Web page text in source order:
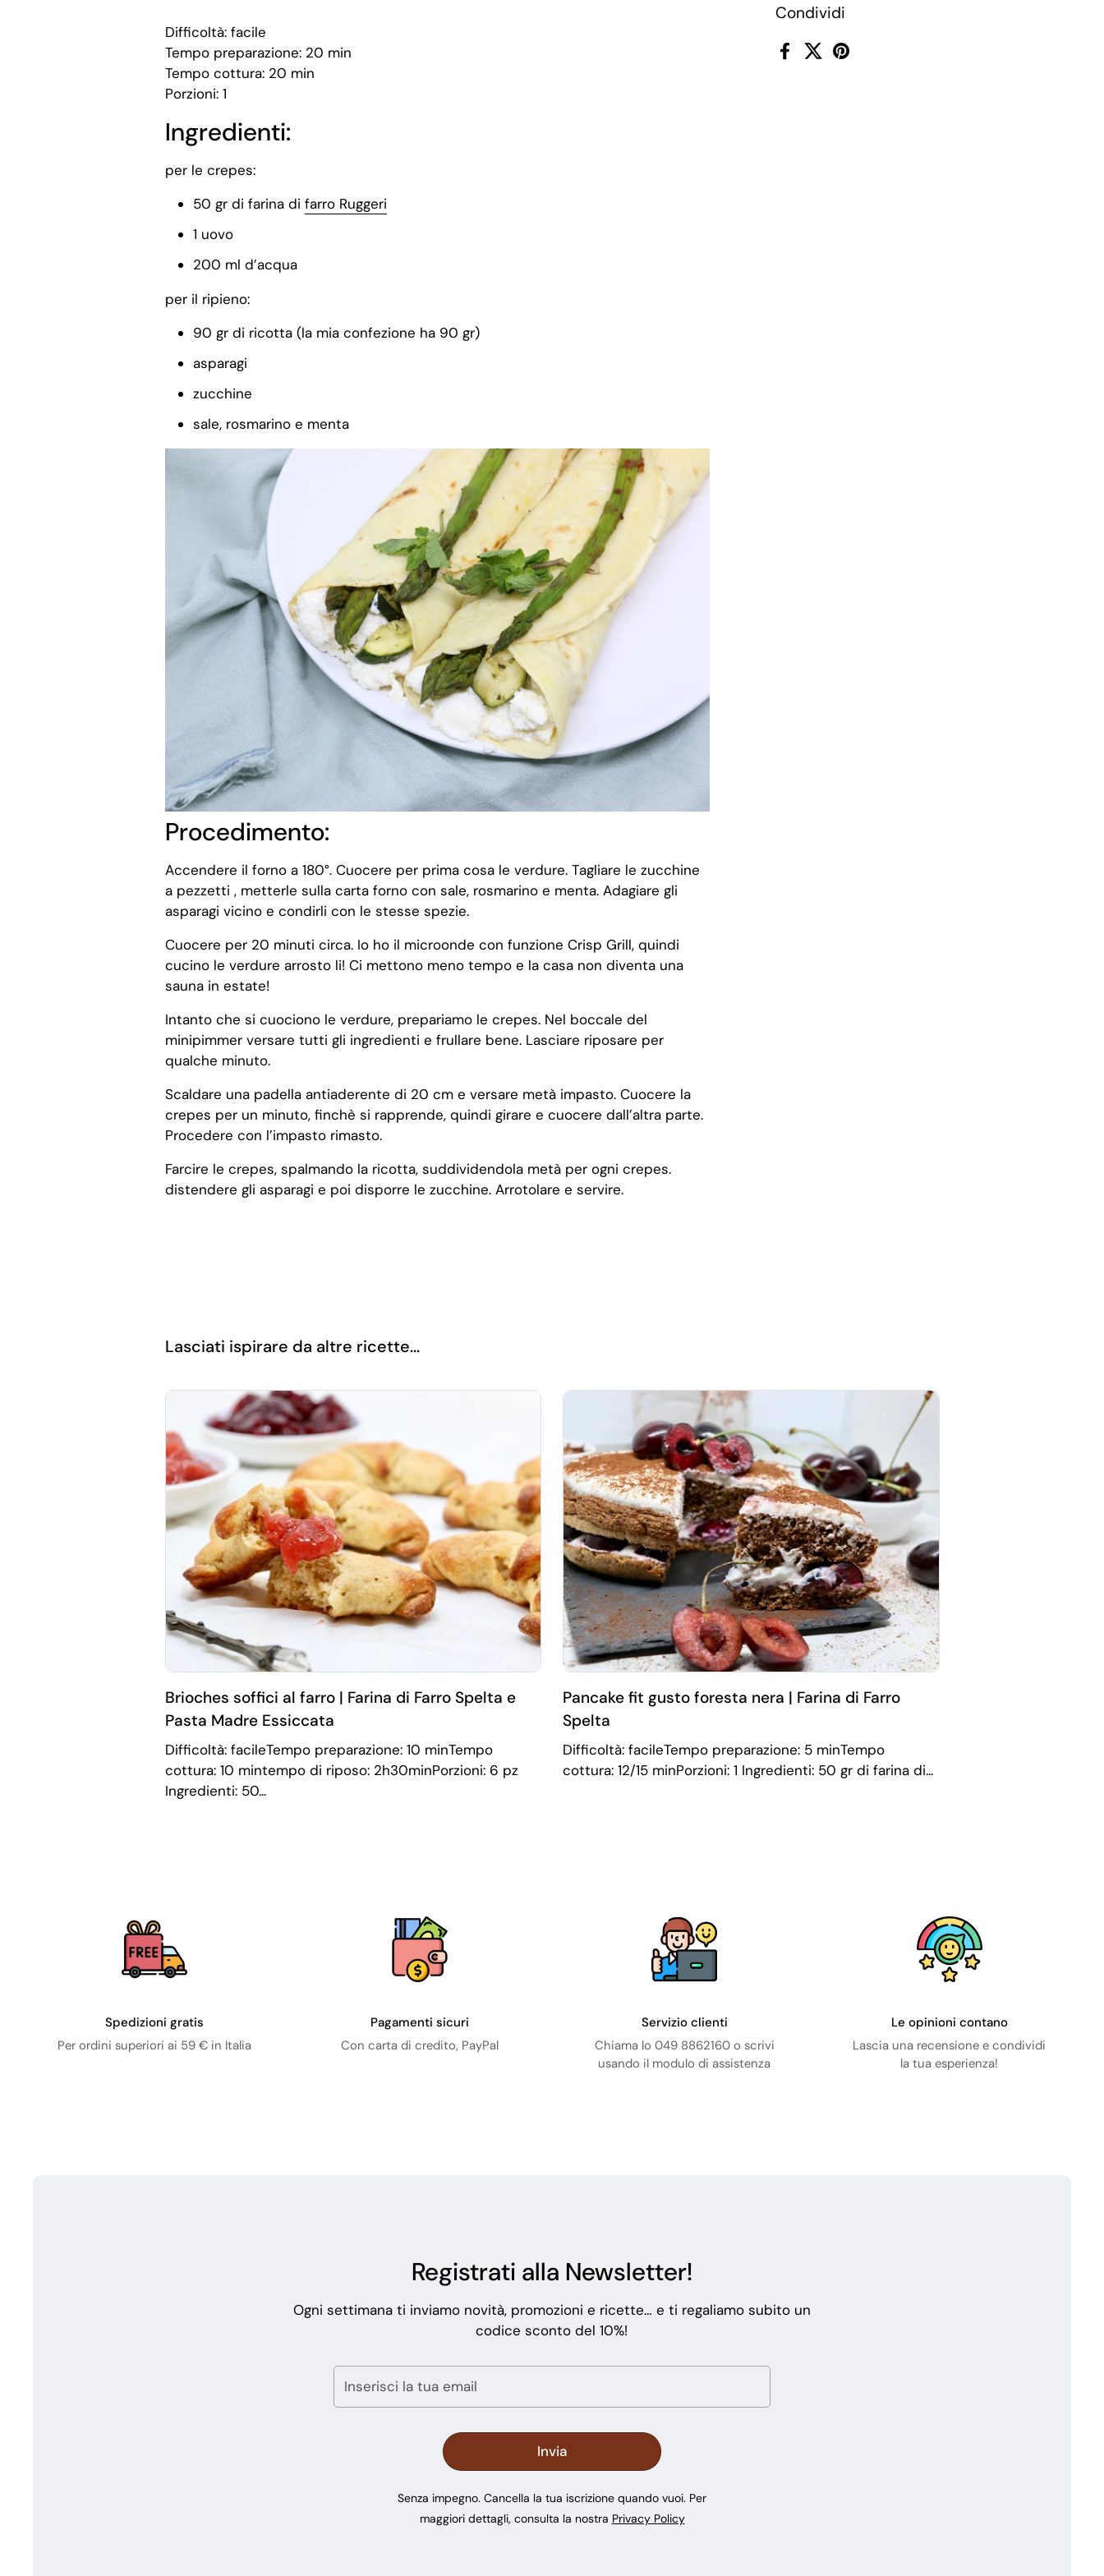
Condividi
Facebook
X (Twitter)
Pinterest
Difficoltà: facile
Tempo preparazione: 20 min
Tempo cottura: 20 min
Porzioni: 1
Ingredienti:
per le crepes:
50 gr di farina di farro Ruggeri
1 uovo
200 ml d’acqua
per il ripieno:
90 gr di ricotta (la mia confezione ha 90 gr)
asparagi
zucchine
sale, rosmarino e menta
Procedimento:
Accendere il forno a 180°. Cuocere per prima cosa le verdure. Tagliare le zucchine
a pezzetti , metterle sulla carta forno con sale, rosmarino e menta. Adagiare gli
asparagi vicino e condirli con le stesse spezie.
Cuocere per 20 minuti circa. Io ho il microonde con funzione Crisp Grill, quindi
cucino le verdure arrosto li! Ci mettono meno tempo e la casa non diventa una
sauna in estate!
Intanto che si cuociono le verdure, prepariamo le crepes. Nel boccale del
minipimmer versare tutti gli ingredienti e frullare bene. Lasciare riposare per
qualche minuto.
Scaldare una padella antiaderente di 20 cm e versare metà impasto. Cuocere la
crepes per un minuto, finchè si rapprende, quindi girare e cuocere dall’altra parte.
Procedere con l’impasto rimasto.
Farcire le crepes, spalmando la ricotta, suddividendola metà per ogni crepes.
distendere gli asparagi e poi disporre le zucchine. Arrotolare e servire.
Lasciati ispirare da altre ricette...
Brioches soffici al farro | Farina di Farro Spelta e
Pasta Madre Essiccata
Difficoltà: facileTempo preparazione: 10 minTempo
cottura: 10 mintempo di riposo: 2h30minPorzioni: 6 pz
Ingredienti: 50...
Pancake fit gusto foresta nera | Farina di Farro
Spelta
Difficoltà: facileTempo preparazione: 5 minTempo
cottura: 12/15 minPorzioni: 1 Ingredienti: 50 gr di farina di...
Spedizioni gratis
Per ordini superiori ai 59 € in Italia
Pagamenti sicuri
Con carta di credito, PayPal
Servizio clienti
Chiama lo 049 8862160 o scrivi
usando il modulo di assistenza
Le opinioni contano
Lascia una recensione e condividi
la tua esperienza!
Registrati alla Newsletter!
Ogni settimana ti inviamo novità, promozioni e ricette… e ti regaliamo subito un
codice sconto del 10%!
Senza impegno. Cancella la tua iscrizione quando vuoi. Per
maggiori dettagli, consulta la nostra Privacy Policy